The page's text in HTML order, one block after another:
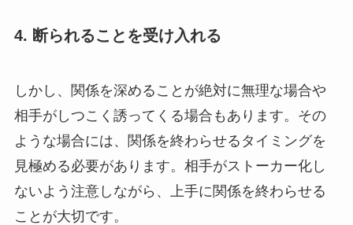
4. 断られることを受け入れる
しかし、関係を深めることが絶対に無理な場合や
相手がしつこく誘ってくる場合もあります。その
ような場合には、関係を終わらせるタイミングを
見極める必要があります。相手がストーカー化し
ないよう注意しながら、上手に関係を終わらせる
ことが大切です。